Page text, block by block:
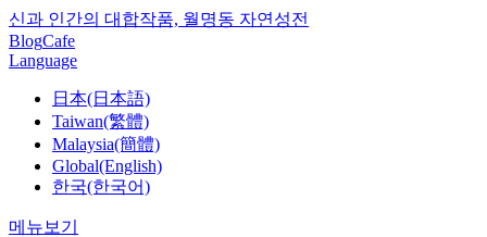
신과 인간의 대합작품, 월명동 자연성전
BlogCafe
Language
日本(日本語)
Taiwan(繁體)
Malaysia(簡體)
Global(English)
한국(한국어)
메뉴보기